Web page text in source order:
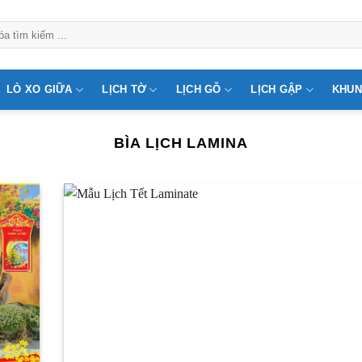
LÒ XO GIỮA LỊCH TỜ LỊCH GỖ LỊCH GẬP
BÌA LỊCH LAMINA